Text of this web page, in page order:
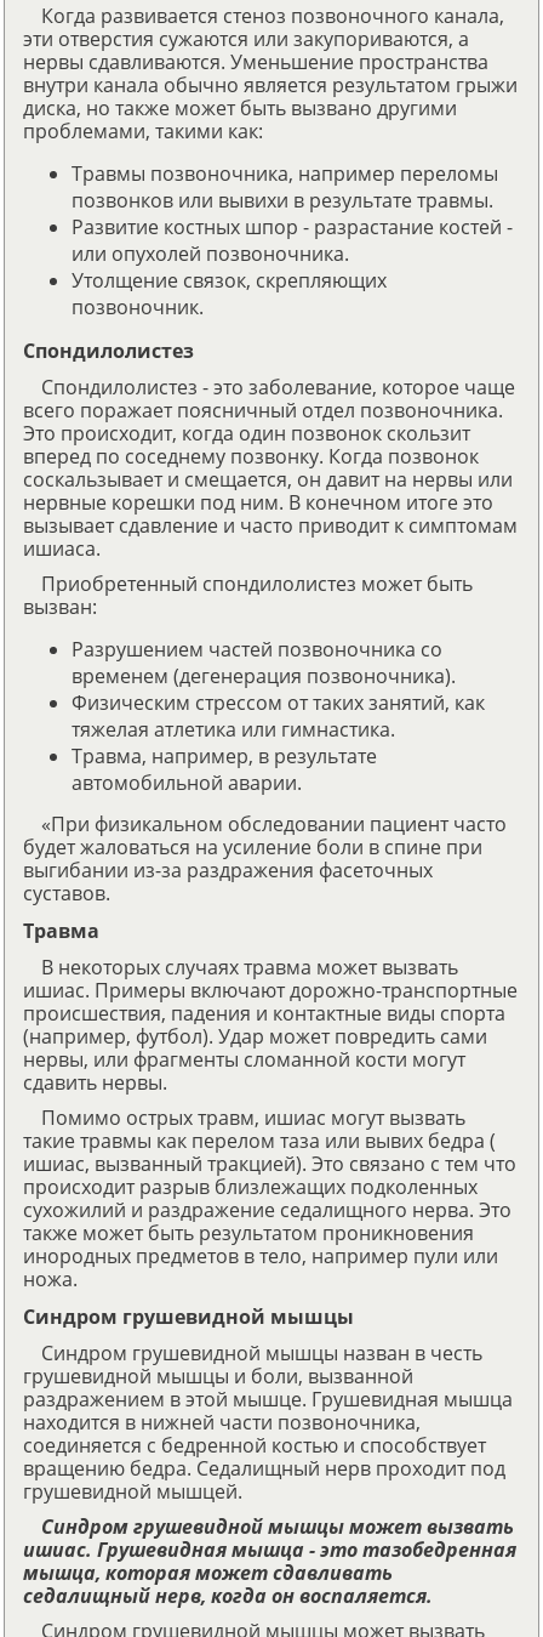
Когда развивается стеноз позвоночного канала,
эти отверстия сужаются или закупориваются, а
нервы сдавливаются. Уменьшение пространства
внутри канала обычно является результатом грыжи
диска, но также может быть вызвано другими
проблемами, такими как:
Травмы позвоночника, например переломы
позвонков или вывихи в результате травмы.
Развитие костных шпор - разрастание костей -
или опухолей позвоночника.
Утолщение связок, скрепляющих
позвоночник.
Спондилолистез
Спондилолистез - это заболевание, которое чаще
всего поражает поясничный отдел позвоночника.
Это происходит, когда один позвонок скользит
вперед по соседнему позвонку. Когда позвонок
соскальзывает и смещается, он давит на нервы или
нервные корешки под ним. В конечном итоге это
вызывает сдавление и часто приводит к симптомам
ишиаса.
Приобретенный спондилолистез может быть
вызван:
Разрушением частей позвоночника со
временем (дегенерация позвоночника).
Физическим стрессом от таких занятий, как
тяжелая атлетика или гимнастика.
Травма, например, в результате
автомобильной аварии.
«При физикальном обследовании пациент часто
будет жаловаться на усиление боли в спине при
выгибании из-за раздражения фасеточных
суставов.
Травма
В некоторых случаях травма может вызвать
ишиас. Примеры включают дорожно-транспортные
происшествия, падения и контактные виды спорта
(например, футбол). Удар может повредить сами
нервы, или фрагменты сломанной кости могут
сдавить нервы.
Помимо острых травм, ишиас могут вызвать
такие травмы как перелом таза или вывих бедра (
ишиас, вызванный тракцией). Это связано с тем что
происходит разрыв близлежащих подколенных
сухожилий и раздражение седалищного нерва. Это
также может быть результатом проникновения
инородных предметов в тело, например пули или
ножа.
Синдром грушевидной мышцы
Синдром грушевидной мышцы назван в честь
грушевидной мышцы и боли, вызванной
раздражением в этой мышце. Грушевидная мышца
находится в нижней части позвоночника,
соединяется с бедренной костью и способствует
вращению бедра. Седалищный нерв проходит под
грушевидной мышцей.
Синдром грушевидной мышцы может вызвать
ишиас. Грушевидная мышца - это тазобедренная
мышца, которая может сдавливать
седалищный нерв, когда он воспаляется.
Синдром грушевидной мышцы может вызвать